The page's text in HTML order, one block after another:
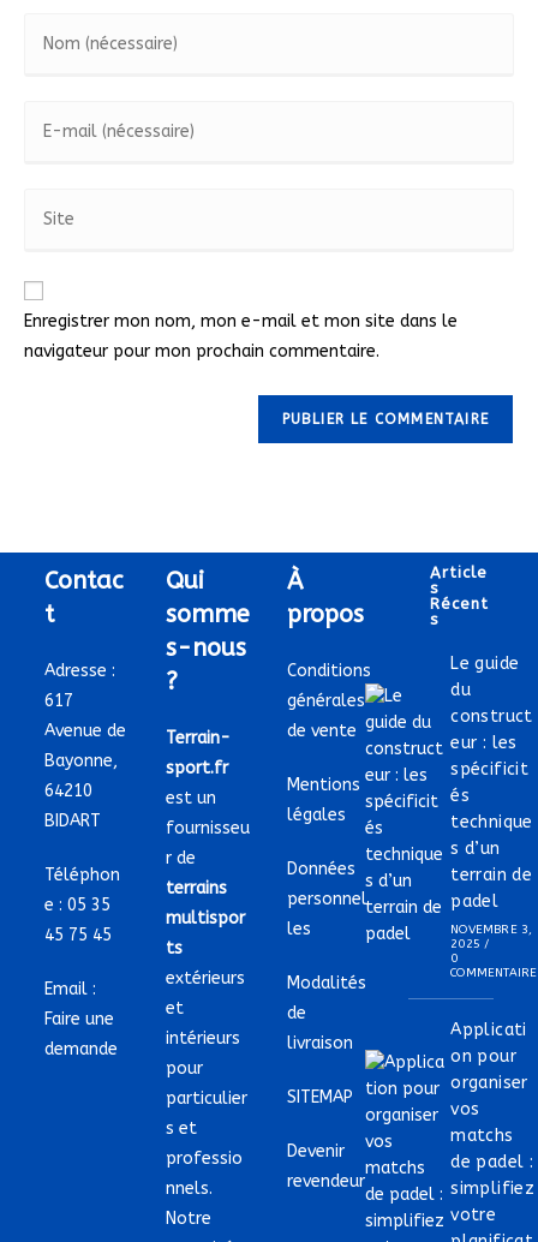
Enregistrer mon nom, mon e-mail et mon site dans le
navigateur pour mon prochain commentaire.
Contac
t
Adresse :
617
Avenue de
Bayonne,
64210
BIDART
Téléphon
e :05 35
45 75 45
Email :
Faire une
demande
Qui
somme
s-nous
?
Terrain-
sport.fr
est un
fournisseu
r de
terrains
multispor
ts
extérieurs
et
intérieurs
pour
particulier
s et
professio
nnels.
Notre
À
propos
Conditions
générales
de vente
Mentions
légales
Données
personnel
les
Modalités
de
livraison
SITEMAP
Devenir
revendeur
Article
S
Récent
S
Le guide
du
construct
eur : les
spécificit
és
technique
s d’un
terrain de
padel
NOVEMBRE 3,
2025 /
0
COMMENTAIRE
Applicati
on pour
organiser
vos
matchs
de padel :
simplifiez
votre